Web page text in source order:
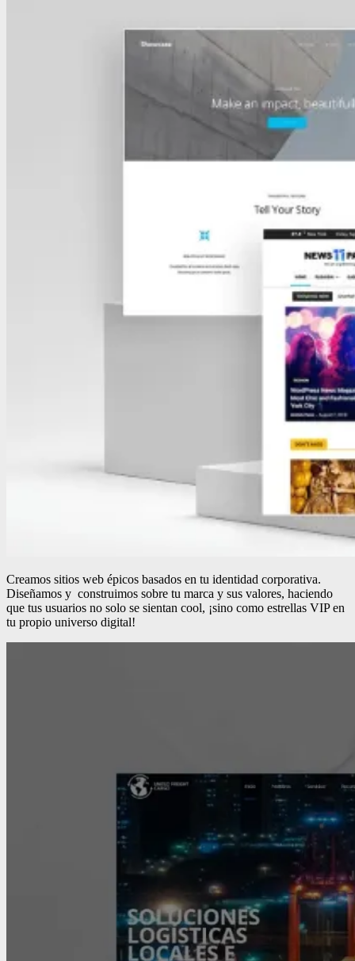
Creamos sitios web épicos basados en tu identidad corporativa.
Diseñamos y construimos sobre tu marca y sus valores, haciendo
que tus usuarios no solo se sientan cool, ¡sino como estrellas VIP en
tu propio universo digital!